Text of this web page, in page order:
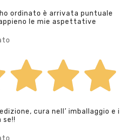
ordinato è arrivata puntuale
le mie aspettative
cura nell’ imballaggio e i
se!!